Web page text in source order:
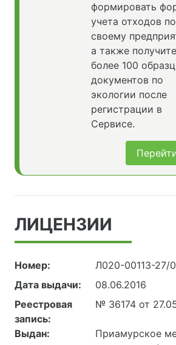
формировать
учета отходов по
своему
а также получите
более 100
документов по
экологии после
регистрации в
Сервисе.
ЛИЦЕНЗИИ
Номер:
Л020-00113-27/
Дата выдачи:
08.06.2016
Реестровая
запись:
№ 36174 от
Выдан:
Приамурское